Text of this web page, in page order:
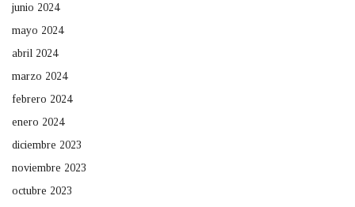
junio 2024
mayo 2024
abril 2024
marzo 2024
febrero 2024
enero 2024
diciembre 2023
noviembre 2023
octubre 2023